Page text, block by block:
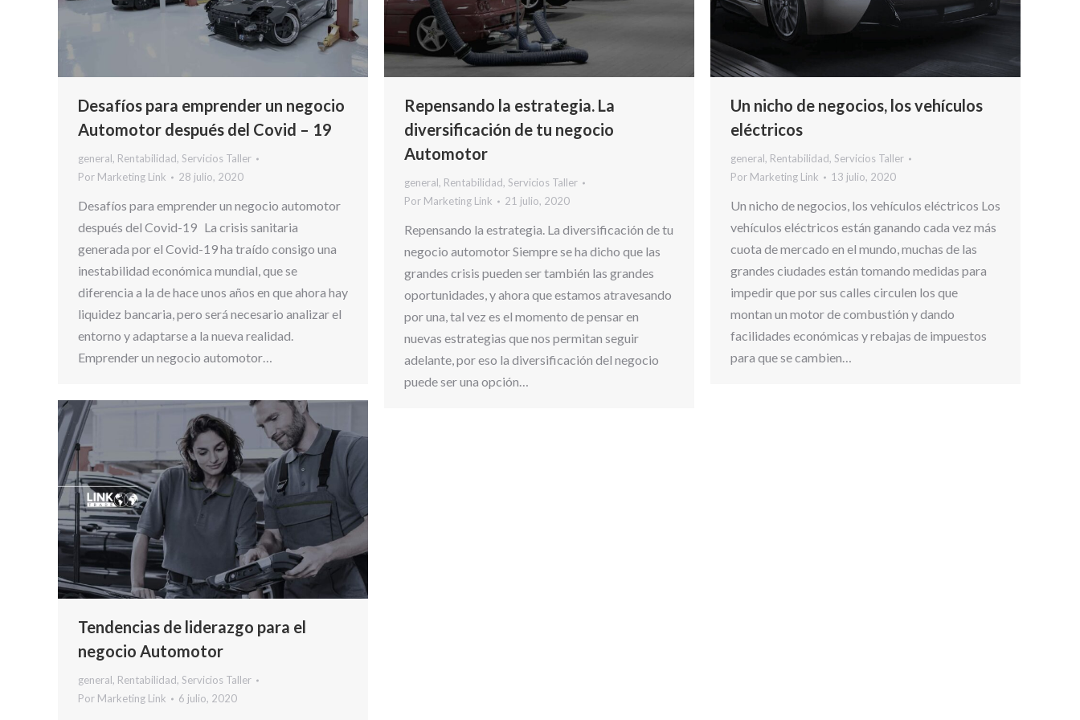
Desafíos para emprender un negocio
Automotor después del Covid – 19
general, Rentabilidad, Servicios Taller
Por Marketing Link 28 julio, 2020
Desafíos para emprender un negocio automotor
después del Covid-19 La crisis sanitaria
generada por el Covid-19 ha traído consigo una
inestabilidad económica mundial, que se
diferencia a la de hace unos años en que ahora hay
liquidez bancaria, pero será necesario analizar el
entorno y adaptarse a la nueva realidad.
Emprender un negocio automotor…
Repensando la estrategia. La
diversificación de tu negocio
Automotor
general, Rentabilidad, Servicios Taller
Por Marketing Link 21 julio, 2020
Repensando la estrategia. La diversificación de tu
negocio automotor Siempre se ha dicho que las
grandes crisis pueden ser también las grandes
oportunidades, y ahora que estamos atravesando
por una, tal vez es el momento de pensar en
nuevas estrategias que nos permitan seguir
adelante, por eso la diversificación del negocio
puede ser una opción…
Un nicho de negocios, los vehículos
eléctricos
general, Rentabilidad, Servicios Taller
Por Marketing Link 13 julio, 2020
Un nicho de negocios, los vehículos eléctricos Los
vehículos eléctricos están ganando cada vez más
cuota de mercado en el mundo, muchas de las
grandes ciudades están tomando medidas para
impedir que por sus calles circulen los que
montan un motor de combustión y dando
facilidades económicas y rebajas de impuestos
para que se cambien…
Tendencias de liderazgo para el
negocio Automotor
general, Rentabilidad, Servicios Taller
Por Marketing Link 6 julio, 2020